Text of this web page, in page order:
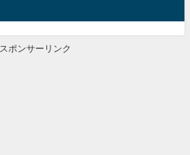
スポンサーリンク